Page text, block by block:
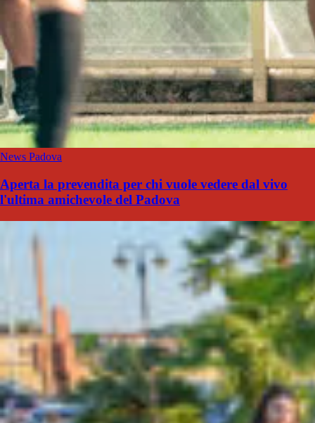
News Padova
Aperta la prevendita per chi vuole vedere dal vivo
l'ultima amichevole del Padova